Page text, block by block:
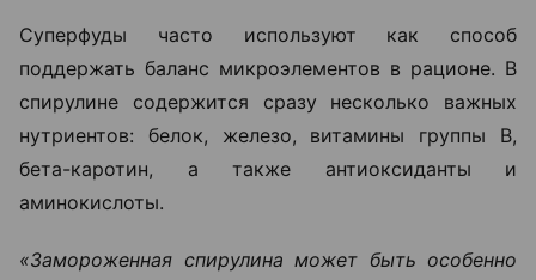
Суперфуды часто используют как способ
поддержать баланс микроэлементов в рационе. В
спирулине содержится сразу несколько важных
нутриентов: белок, железо, витамины группы B,
бета-каротин, а также антиоксиданты и
аминокислоты.
«Замороженная спирулина может быть особенно